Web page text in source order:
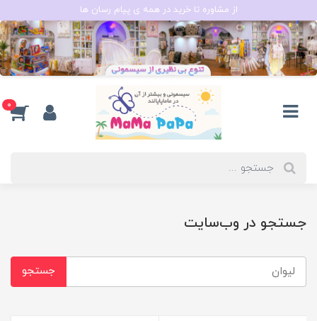
از مشاوره تا خرید در همه ی پیام رسان ها
0
جستجو در وب‌سایت
جستجو